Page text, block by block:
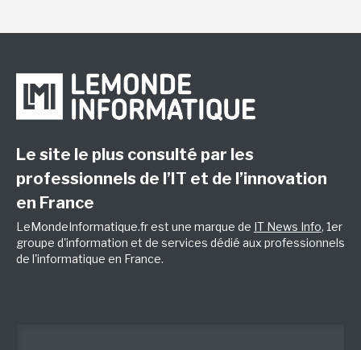
Le site le plus consulté par les
professionnels de l’IT et de l’innovation
en France
LeMondeInformatique.fr est une marque de IT News Info, 1er
groupe d'information et de services dédié aux professionnels
de l'informatique en France.